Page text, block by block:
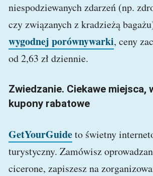
niespodziewanych zdarzeń (np.
czy związanych z kradzieżą
wygodnej porównywarki, ceny
od 2,63 zł dziennie.
Zwiedzanie. Ciekawe miejsca,
kupony rabatowe
GetYourGuideto świetny
turystyczny. Zamówisz
cicerone, zapiszesz na